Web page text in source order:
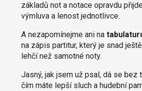
základů not a notace opravdu
výmluva a lenost jednotlivce.
A nezapomínejme ani na
na zápis partitur, který je snad
lehčí než samotné noty.
Jasný, jak jsem už psal, dá se bez
čím máte lepší sluch a hudební